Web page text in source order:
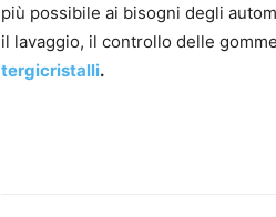
più possibile ai bisogni degli
il lavaggio, il controllo delle
tergicristalli.